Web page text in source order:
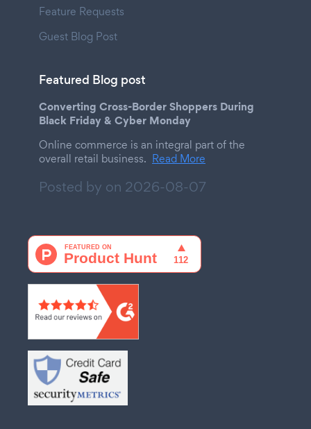
Feature Requests
Guest Blog Post
Featured Blog post
Converting Cross-Border Shoppers During
Black Friday & Cyber Monday
Online commerce is an integral part of the
overall retail business. Read More
Posted by on 2026-08-07